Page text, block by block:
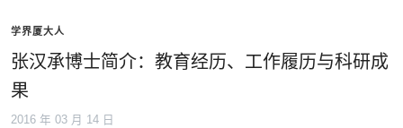
学界厦大人
张汉承博士简介：教育经历、工作履历与科研成
果
2016 年 03 月 14 日